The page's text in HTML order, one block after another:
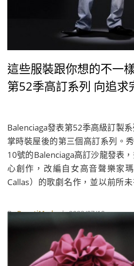
這些服裝跟你想的不一
第52季高訂系列 向追求
Balenciaga發表第52季高級訂製
掌時裝屋後的第三個高訂系列。
10號的Balenciaga高訂沙龍發表
心創作，改編自女高音聲樂家
Callas）的歌劇名作，並以前所
下清唱錄音過。此次BFRND攜手
用程式提高這位聲樂家在歌劇作
的歌聲製作成了本次高訂秀場中的
ByBeautiMode| 2023/07/10